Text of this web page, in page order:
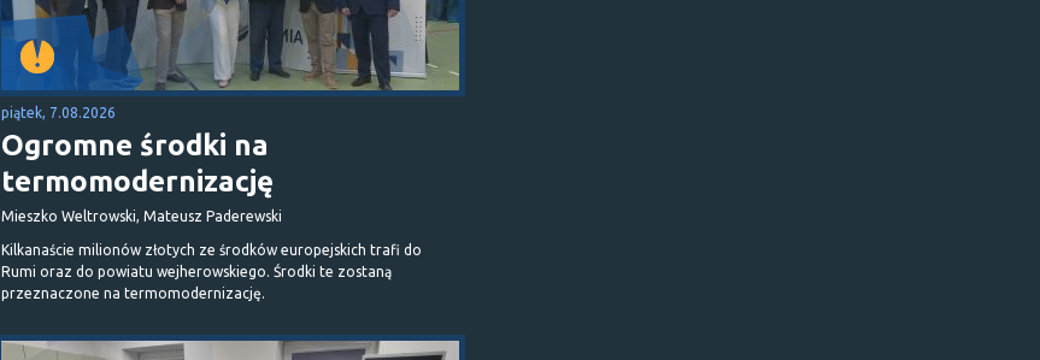
piątek, 7.08.2026
Ogromne środki na
termomodernizację
Mieszko Weltrowski, Mateusz Paderewski
Kilkanaście milionów złotych ze środków europejskich trafi do
Rumi oraz do powiatu wejherowskiego. Środki te zostaną
przeznaczone na termomodernizację.